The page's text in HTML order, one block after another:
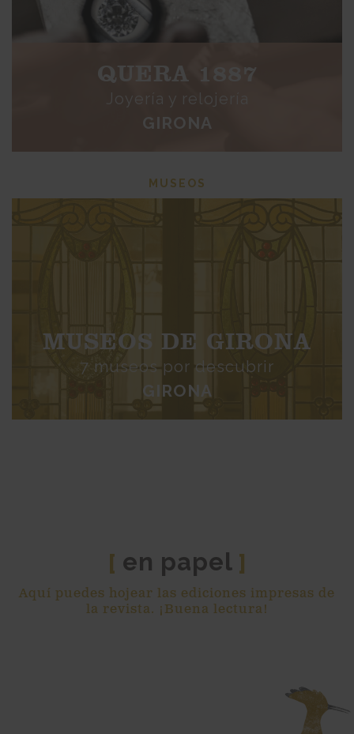
QUERA 1887
Joyería y relojería
GIRONA
MUSEOS
MUSEOS DE GIRONA
7 museos por descubrir
GIRONA
[ en papel ]
Aquí puedes hojear las ediciones impresas de
la revista. ¡Buena lectura!